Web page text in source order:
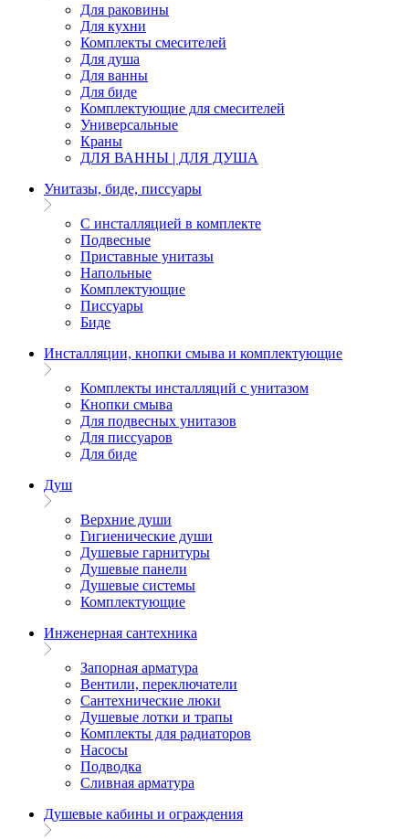
Для раковины
Для кухни
Комплекты смесителей
Для душа
Для ванны
Для биде
Комплектующие для смесителей
Универсальные
Краны
ДЛЯ ВАННЫ | ДЛЯ ДУША
Унитазы, биде, писсуары
С инсталляцией в комплекте
Подвесные
Приставные унитазы
Напольные
Комплектующие
Писсуары
Биде
Инсталляции, кнопки смыва и комплектующие
Комплекты инсталляций с унитазом
Кнопки смыва
Для подвесных унитазов
Для писсуаров
Для биде
Душ
Верхние души
Гигиенические души
Душевые гарнитуры
Душевые панели
Душевые системы
Комплектующие
Инженерная сантехника
Запорная арматура
Вентили, переключатели
Сантехнические люки
Душевые лотки и трапы
Комплекты для радиаторов
Насосы
Подводка
Сливная арматура
Душевые кабины и ограждения